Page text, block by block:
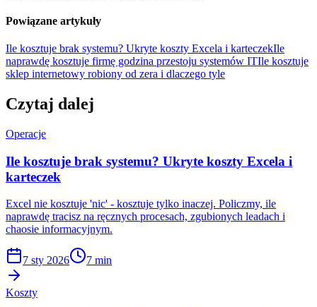
Powiązane artykuły
Ile kosztuje brak systemu? Ukryte koszty Excela i karteczekIle
naprawdę kosztuje firmę godzina przestoju systemów ITIle kosztuje
sklep internetowy robiony od zera i dlaczego tyle
Czytaj dalej
Operacje
Ile kosztuje brak systemu? Ukryte koszty Excela i
karteczek
Excel nie kosztuje 'nic' - kosztuje tylko inaczej. Policzmy, ile
naprawdę tracisz na ręcznych procesach, zgubionych leadach i
chaosie informacyjnym.
7 sty 2026 7 min
Koszty